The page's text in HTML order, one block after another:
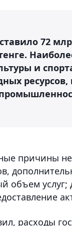
72
и
причины
объем
расходы